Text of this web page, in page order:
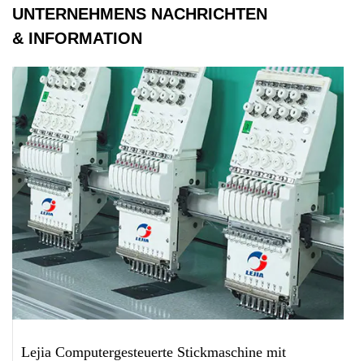
UNTERNEHMENS NACHRICHTEN
& INFORMATION
Lejia Computergesteuerte Stickmaschine mit